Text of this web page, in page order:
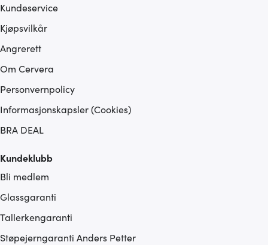
Kundeservice
Kjøpsvilkår
Angrerett
Om Cervera
Personvernpolicy
Informasjonskapsler (Cookies)
BRA DEAL
Kundeklubb
Bli medlem
Glassgaranti
Tallerkengaranti
Støpejerngaranti Anders Petter